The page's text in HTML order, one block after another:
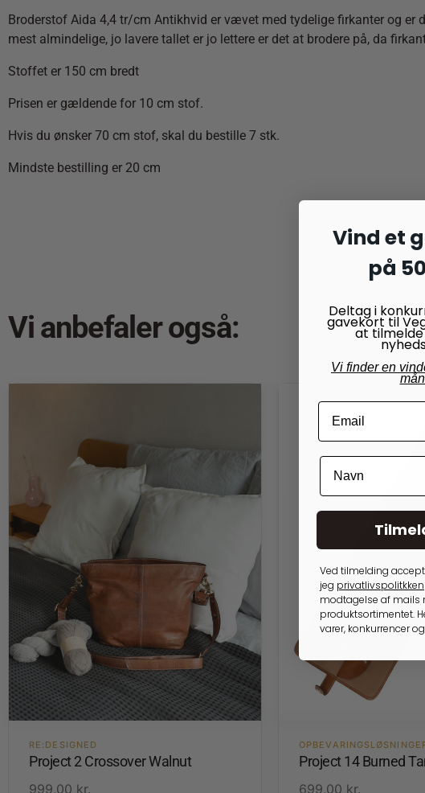
Broderstof Aida 4,4 tr/cm Antikhvid er vævet med tydelige firkanter og er
mest almindelige, jo lavere tallet er jo lettere er det at brodere på, da
Stoffet er 150 cm bredt
Prisen er gældende for 10 cm stof.
Hvis du ønsker 70 cm stof, skal du bestille 7 stk.
Mindste bestilling er 20 cm
Vi anbefaler også:
RE:DESIGNED
Project 2 Crossover Walnut
999,00 kr.
Project 14 Burned
699,00 kr.
Vind et
på
Deltag i
gavekort til
at
Vi finder en
Ved tilmelding
jeg privatlivspolitkken
modtagelse af mails
produktsortimentet.
varer, konkurrencer